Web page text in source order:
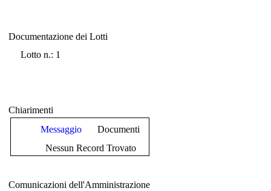
Documentazione dei Lotti
Lotto n.: 1
Chiarimenti
Messaggio
Documenti
Nessun Record Trovato
Comunicazioni dell'Amministrazione